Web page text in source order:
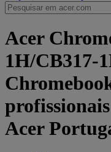
Acer
1H/CB317-
Acer